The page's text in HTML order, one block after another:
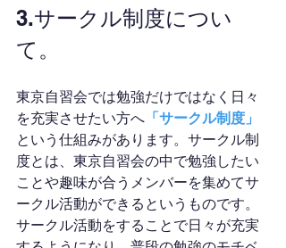
3.サークル制度につい
て。
東京自習会では勉強だけではなく日々
を充実させたい方へ 「サークル制度」
という仕組みがあります。サークル制
度とは、東京自習会の中で勉強したい
ことや趣味が合うメンバーを集めてサ
ークル活動ができるというものです。
サークル活動をすることで日々が充実